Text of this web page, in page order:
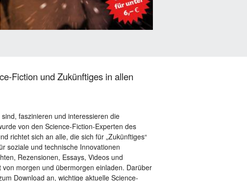
Fiction und Zukünftiges in allen
faszinieren und interessieren die
von den Science-Fiction-Experten des
richtet sich an alle, die sich für „Zukünftiges“
soziale und technische Innovationen
Rezensionen, Essays, Videos und
morgen und übermorgen einladen. Darüber
Download an, wichtige aktuelle Science-